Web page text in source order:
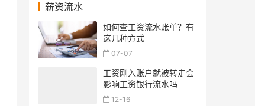
薪资流水
如何查工资流水账单？有
这几种方式
07-07
工资刚入账户就被转走会
影响工资银行流水吗
12-16